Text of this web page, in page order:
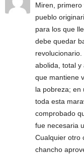
Miren, primero
pueblo
para los que
debe quedar
abolida, total y
que mantiene
la pobreza; en
toda esta
comprobado
fue necesaria
Cualquier otro
chancho